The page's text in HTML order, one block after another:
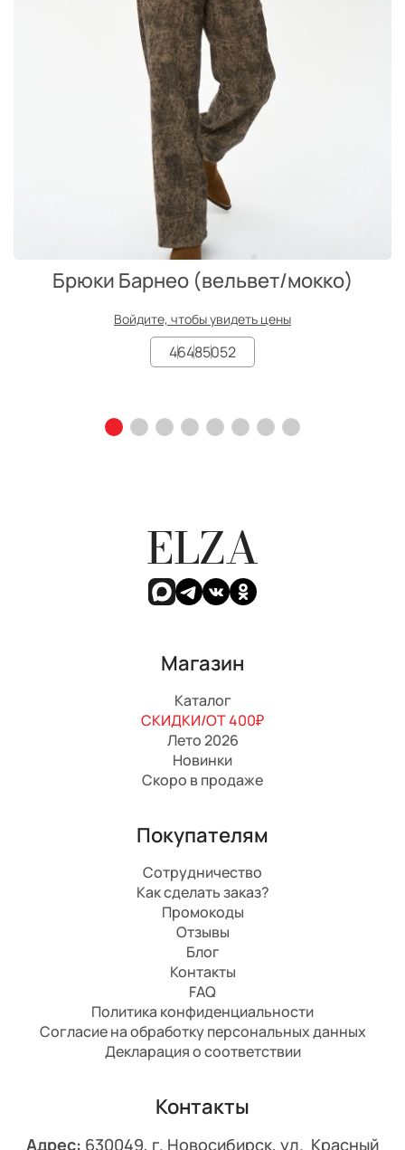
Брюки Барнео (вельвет/мокко)
Войдите, чтобы увидеть цены
46485052
ELZA
Магазин
Каталог
СКИДКИ/ОТ 400₽
Лето 2026
Новинки
Скоро в продаже
Покупателям
Сотрудничество
Как сделать заказ?
Промокоды
Отзывы
Блог
Контакты
FAQ
Политика конфиденциальности
Согласие на обработку персональных данных
Декларация о соответствии
Контакты
Адрес: 630049, г. Новосибирск, ул. Красный